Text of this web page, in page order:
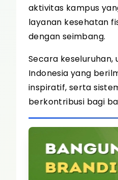
aktivitas kampus
layanan kesehatan
dengan seimbang.
Secara
Indonesia yang
inspiratif, serta
berkontribusi bagi